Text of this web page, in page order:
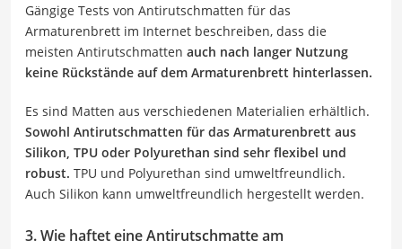
Gängige Tests von Antirutschmatten für das
Armaturenbrett im Internet beschreiben, dass die
meisten Antirutschmatten auch nach langer Nutzung
keine Rückstände auf dem Armaturenbrett hinterlassen.
Es sind Matten aus verschiedenen Materialien erhältlich.
Sowohl Antirutschmatten für das Armaturenbrett aus
Silikon, TPU oder Polyurethan sind sehr flexibel und
robust. TPU und Polyurethan sind umweltfreundlich.
Auch Silikon kann umweltfreundlich hergestellt werden.
3. Wie haftet eine Antirutschmatte am